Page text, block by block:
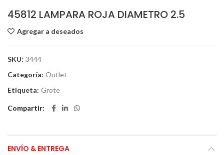
45812 LAMPARA ROJA DIAMETRO 2.5
Agregar a deseados
SKU: 3444
Categoría: Outlet
Etiqueta: Grote
Compartir
ENVÍO & ENTREGA